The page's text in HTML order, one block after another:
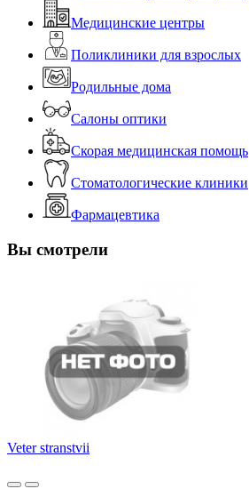
Медицинские центры
Поликлиники для взрослых
Родильные дома
Салоны оптики
Скорая медицинская помощь
Стоматологические клиники
Фармацевтика
Вы смотрели
Veter stranstvii